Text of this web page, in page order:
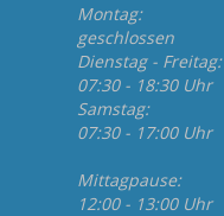
Montag:
geschlossen
Dienstag - Freitag:
07:30 - 18:30 Uhr
Samstag:
07:30 - 17:00 Uhr
Mittagpause:
12:00 - 13:00 Uhr